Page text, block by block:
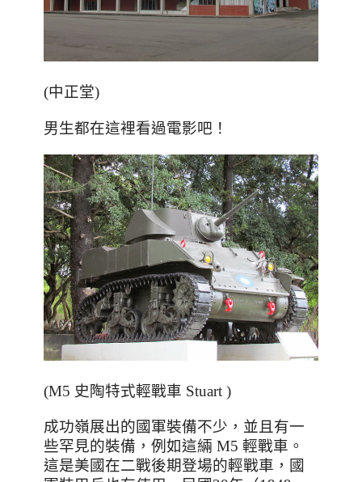
(中正堂)
男生都在這裡看過電影吧 ！
(M5 史陶特式輕戰車 Stuart )
成功嶺展出的國軍裝備不少，並且有一
些罕見的裝備，例如這緉 M5 輕戰車。
這是美國在二戰後期登場的輕戰車，國